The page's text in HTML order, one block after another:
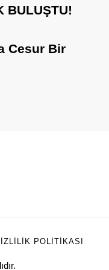
BULUŞTU!
Cesur Bir
POLITIKASI